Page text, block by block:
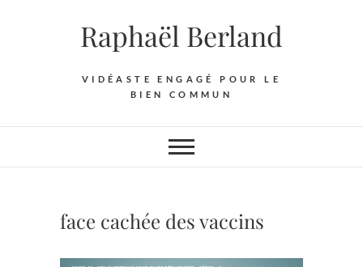
Raphaël Berland
VIDÉASTE ENGAGÉ POUR LE
BIEN COMMUN
face cachée des vaccins